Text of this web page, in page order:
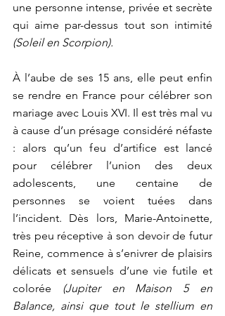
une personne intense, privée et secrète
qui aime par-dessus tout son intimité
(Soleil en Scorpion).
À l’aube de ses 15 ans, elle peut enfin
se rendre en France pour célébrer son
mariage avec Louis XVI. Il est très mal vu
à cause d’un présage considéré néfaste
: alors qu’un feu d’artifice est lancé
pour célébrer l’union des deux
adolescents, une centaine de
personnes se voient tuées dans
l’incident. Dès lors, Marie-Antoinette,
très peu réceptive à son devoir de futur
Reine, commence à s’enivrer de plaisirs
délicats et sensuels d’une vie futile et
colorée (Jupiter en Maison 5 en
Balance, ainsi que tout le stellium en